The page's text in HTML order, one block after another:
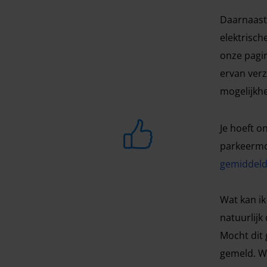
onze
ervan
Je hoeft
Wat kan
natuurlijk
Mocht dit
gemeld.